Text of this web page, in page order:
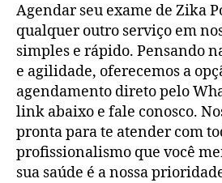
Agendar seu exame de Zika
qualquer outro serviço em
simples e rápido. Pensando
e agilidade, oferecemos a
agendamento direto pelo
link abaixo e fale conosco.
pronta para te atender com
profissionalismo que você
sua saúde é a nossa